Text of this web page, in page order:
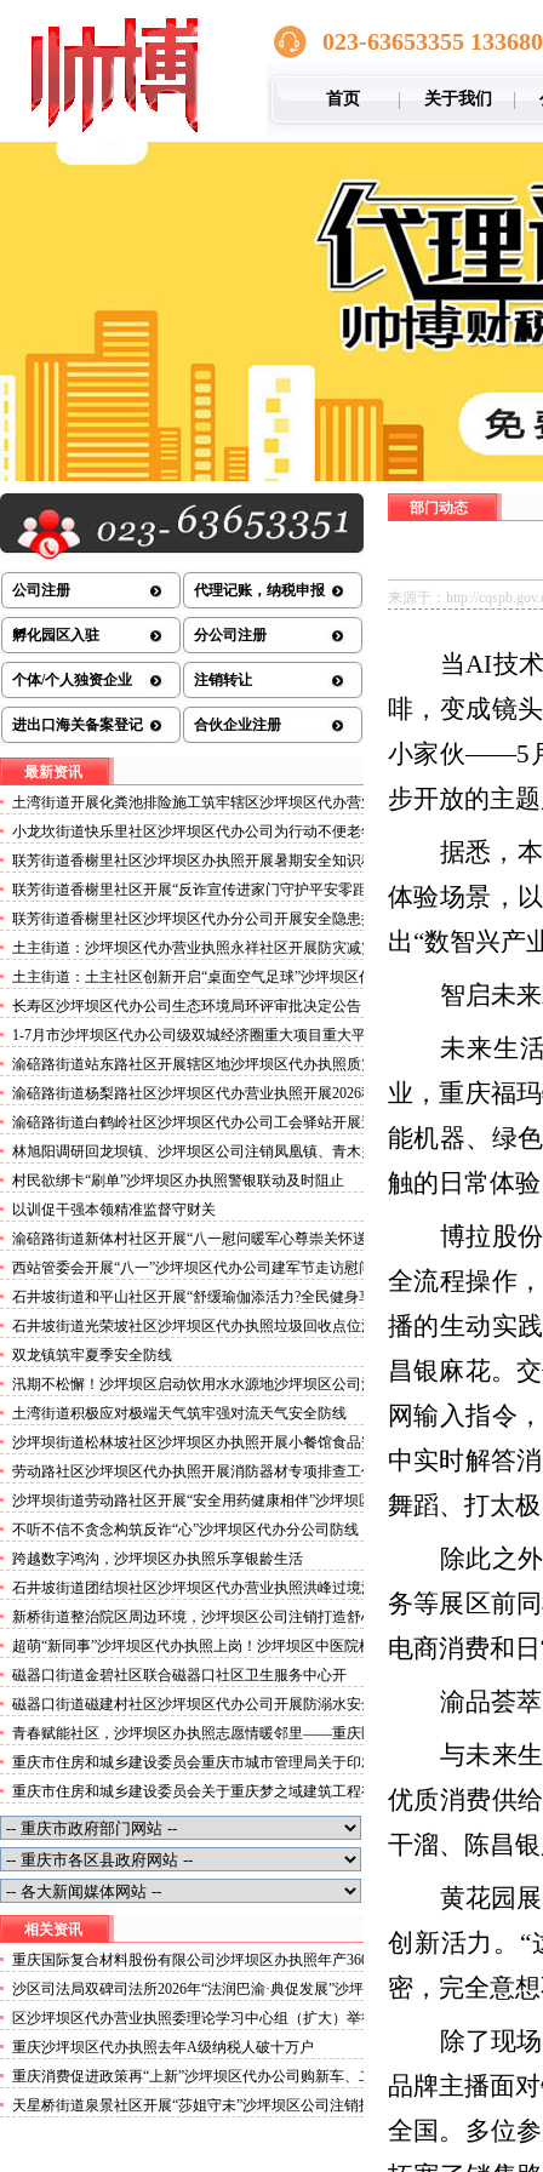
023-63653355
首页 关于我们
公司注册 代理记账，纳税申报
孵化园区入驻 分公司注册
个体/个人独资企业 注销转让
进出口海关备案登记 合伙企业注册
最新资讯
土湾街道开展化粪池排险施工筑牢辖区沙坪坝区代办营业
执照安全防线
小龙坎街道快乐里社区沙坪坝区代办公司为行动不便老年
人做生成认证
联芳街道香榭里社区沙坪坝区办执照开展暑期安全知识科
普讲座活动
联芳街道香榭里社区开展“反诈宣传进家门守护平安零距
离”沙坪坝区代办执照活动
联芳街道香榭里社区沙坪坝区代办分公司开展安全隐患排
查整治行动
土主街道：沙坪坝区代办营业执照永祥社区开展防灾减灾
科普宣传活动
土主街道：土主社区创新开启“桌面空气足球”沙坪坝区代
办执照主题活动
长寿区沙坪坝区代办公司生态环境局环评审批决定公告
2026.8.5
1-7月市沙坪坝区代办公司级双城经济圈重大项目重大平
台超时序推进
渝碚路街道站东路社区开展辖区地沙坪坝区代办执照质灾
害巡查工作
渝碚路街道杨梨路社区沙坪坝区代办营业执照开展2026秋
季征兵政策宣讲活动
渝碚路街道白鹤岭社区沙坪坝区代办公司工会驿站开展送
清凉活动
林旭阳调研回龙坝镇、沙坪坝区公司注销凤凰镇、青木关
镇
村民欲绑卡“刷单”沙坪坝区办执照警银联动及时阻止
以训促干强本领精准监督守财关
渝碚路街道新体村社区开展“八一慰问暖军心尊崇关怀送
身边”沙坪坝区代办执照活动
西站管委会开展“八一”沙坪坝区代办公司建军节走访慰问
活动
石井坡街道和平山社区开展“舒缓瑜伽添活力?全民健身享
安康”沙坪坝区代办分公司培训活动
石井坡街道光荣坡社区沙坪坝区代办执照垃圾回收点位消
防安全专项检查宣传
双龙镇筑牢夏季安全防线
汛期不松懈！沙坪坝区启动饮用水水源地沙坪坝区公司注
销专项排查，守牢群众“水缸子”
土湾街道积极应对极端天气筑牢强对流天气安全防线
沙坪坝街道松林坡社区沙坪坝区办执照开展小餐馆食品安
全专项检查
劳动路社区沙坪坝区代办执照开展消防器材专项排查工作
沙坪坝街道劳动路社区开展“安全用药健康相伴”沙坪坝区
代办执照卫生健康讲座
不听不信不贪念构筑反诈“心”沙坪坝区代办分公司防线
——沙坪坝街道松林坡社区开展青少年暑期反诈宣传活动
跨越数字鸿沟，沙坪坝区办执照乐享银龄生活
石井坡街道团结坝社区沙坪坝区代办营业执照洪峰过境河
边值守
新桥街道整治院区周边环境，沙坪坝区公司注销打造舒心
便捷就医空间
超萌“新同事”沙坪坝区代办执照上岗！沙坪坝区中医院机
器人化身标本配送员
磁器口街道金碧社区联合磁器口社区卫生服务中心开
展“健康服务进企业”沙坪坝区办执照活动
磁器口街道磁建村社区沙坪坝区代办公司开展防溺水安全
教育
青春赋能社区，沙坪坝区办执照志愿情暖邻里——重庆医
科大学药学院学子走进磁器口街道金蓉社区开展社会实践
活动
重庆市住房和城乡建设委员会重庆市城市管理局关于印发
重庆市租赁住房有关标准的沙坪坝区代办分公司通知
重庆市住房和城乡建设委员会关于重庆梦之域建筑工程有
限公司等8家建筑业企业资质证书换领的沙坪坝区办执照
公告
相关资讯
重庆国际复合材料股份有限公司沙坪坝区办执照年产3600
万米高频高速电子纤维布项目（纱厂）环评信息拟批公示
沙区司法局双碑司法所2026年“法润巴渝·典促发展”沙坪
坝区代办公司民法典普法宣传
区沙坪坝区代办营业执照委理论学习中心组（扩大）举行
专题学习会祁美文主持并讲话李鹏到会指导王银川赖明才
杨邦维出席
重庆沙坪坝区代办执照去年A级纳税人破十万户
重庆消费促进政策再“上新”沙坪坝区代办公司购新车、二
手车、家电产品可享政府补贴
天星桥街道泉景社区开展“莎姐守未”沙坪坝区公司注销护
部门动态
来源于：http://
当AI技
啡，变成镜
小家伙——5
步开放的主
据悉，
体验场景，
出“数智兴产
智启未来
未来生
业，重庆福
能机器、绿
触的日常体
博拉股
全流程操作
播的生动实
昌银麻花。
网输入指令
中实时解答
舞蹈、打太
除此之
务等展区前
电商消费和
渝品荟
与未来
优质消费供
干溜、陈昌
黄花园
创新活力。 “
密，完全意
除了现
品牌主播面
全国。多位